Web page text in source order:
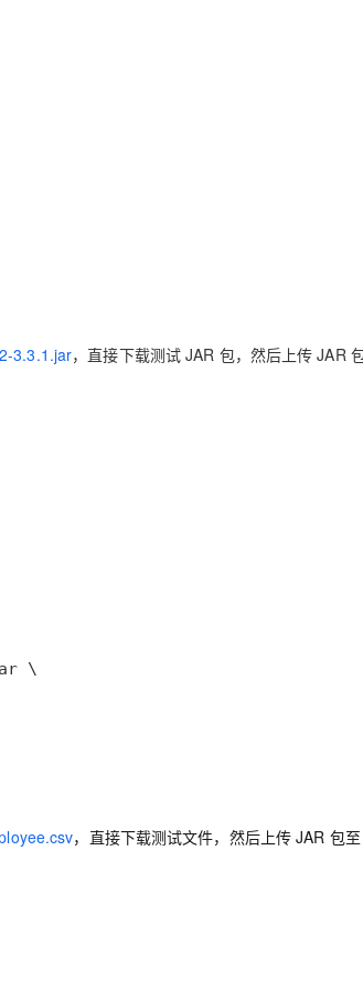
3.3.1.jar，直接下载测试 JAR 包，然后上传 JAR
，直接下载测试文件，然后上传 JAR 包